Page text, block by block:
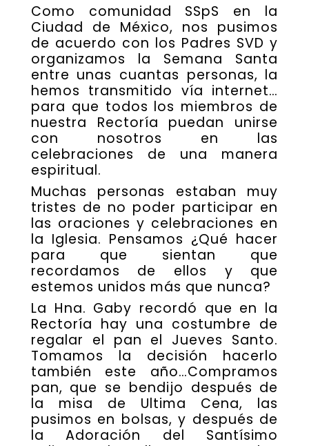
Como comunidad SSpS en la
Ciudad de México, nos pusimos
de acuerdo con los Padres SVD y
organizamos la Semana Santa
entre unas cuantas personas, la
hemos transmitido vía internet…
para que todos los miembros de
nuestra Rectoría puedan unirse
con nosotros en las
celebraciones de una manera
espiritual.
Muchas personas estaban muy
tristes de no poder participar en
las oraciones y celebraciones en
la Iglesia. Pensamos ¿Qué hacer
para que sientan que
recordamos de ellos y que
estemos unidos más que nunca?
La Hna. Gaby recordó que en la
Rectoría hay una costumbre de
regalar el pan el Jueves Santo.
Tomamos la decisión hacerlo
también este año…Compramos
pan, que se bendijo después de
la misa de Ultima Cena, las
pusimos en bolsas, y después de
la Adoración del Santísimo